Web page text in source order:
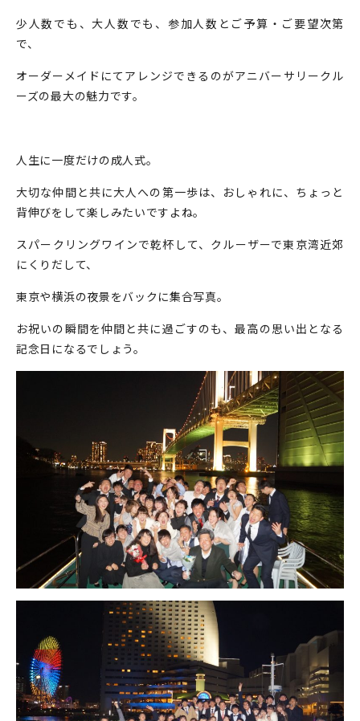
少人数でも、大人数でも、参加人数とご予算・ご要望次第
で、
オーダーメイドにてアレンジできるのがアニバーサリークル
ーズの最大の魅力です。
人生に一度だけの成人式。
大切な仲間と共に大人への第一歩は、おしゃれに、ちょっと
背伸びをして楽しみたいですよね。
スパークリングワインで乾杯して、クルーザーで東京湾近郊
にくりだして、
東京や横浜の夜景をバックに集合写真。
お祝いの瞬間を仲間と共に過ごすのも、最高の思い出となる
記念日になるでしょう。